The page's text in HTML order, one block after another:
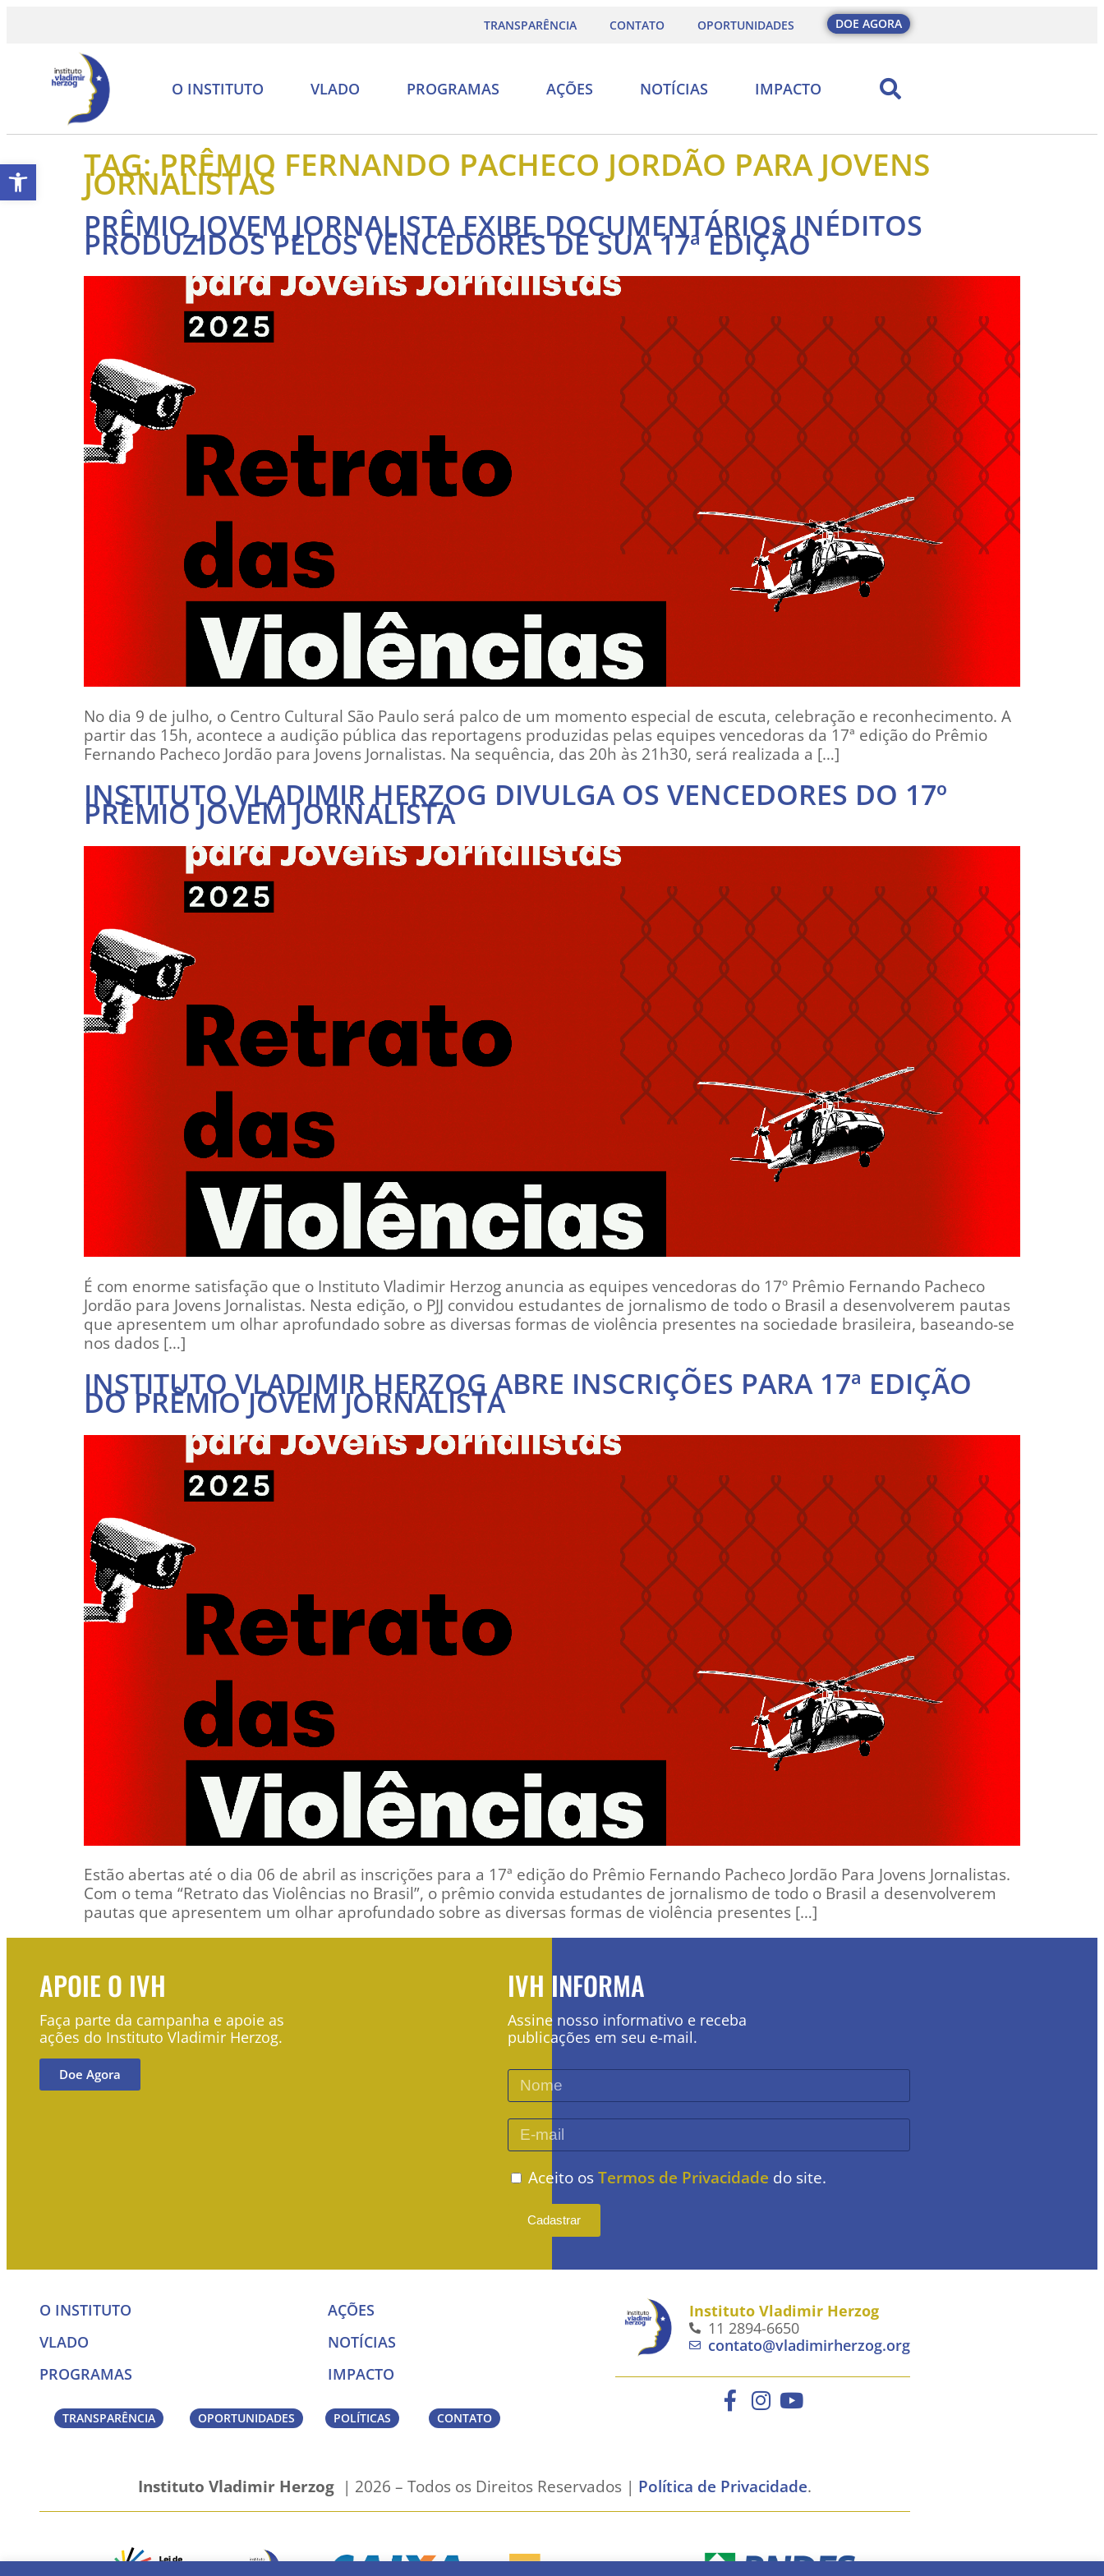
Abrir a barra de ferramentas
TRANSPARÊNCIA CONTATO OPORTUNIDADES DOE AGORA
O INSTITUTO VLADO PROGRAMAS AÇÕES NOTÍCIAS IMPACTO
TAG:PRÊMIO FERNANDO PACHECO JORDÃO PARA JOVENS
JORNALISTAS
PRÊMIO JOVEM JORNALISTA EXIBE DOCUMENTÁRIOS INÉDITOS
PRODUZIDOS PELOS VENCEDORES DE SUA 17ª EDIÇÃO
No dia 9 de julho, o Centro Cultural São Paulo será palco de um momento especial de escuta, celebração e reconhecimento. A
partir das 15h, acontece a audição pública das reportagens produzidas pelas equipes vencedoras da 17ª edição do Prêmio
Fernando Pacheco Jordão para Jovens Jornalistas. Na sequência, das 20h às 21h30, será realizada a […]
INSTITUTO VLADIMIR HERZOG DIVULGA OS VENCEDORES DO 17º
PRÊMIO JOVEM JORNALISTA
É com enorme satisfação que o Instituto Vladimir Herzog anuncia as equipes vencedoras do 17º Prêmio Fernando Pacheco
Jordão para Jovens Jornalistas. Nesta edição, o PJJ convidou estudantes de jornalismo de todo o Brasil a desenvolverem pautas
que apresentem um olhar aprofundado sobre as diversas formas de violência presentes na sociedade brasileira, baseando-se
nos dados […]
INSTITUTO VLADIMIR HERZOG ABRE INSCRIÇÕES PARA 17ª EDIÇÃO
DO PRÊMIO JOVEM JORNALISTA
Estão abertas até o dia 06 de abril as inscrições para a 17ª edição do Prêmio Fernando Pacheco Jordão Para Jovens Jornalistas.
Com o tema “Retrato das Violências no Brasil”, o prêmio convida estudantes de jornalismo de todo o Brasil a desenvolverem
pautas que apresentem um olhar aprofundado sobre as diversas formas de violência presentes […]
APOIE O IVH
Faça parte da campanha e apoie as
ações do Instituto Vladimir Herzog.
Doe Agora
IVH INFORMA
Assine nosso informativo e receba
publicações em seu e-mail.
Aceito osTermos de Privacidade do site.
Cadastrar
O INSTITUTO
VLADO
PROGRAMAS
AÇÕES
NOTÍCIAS
IMPACTO
TRANSPARÊNCIA OPORTUNIDADES POLÍTICAS CONTATO
Instituto Vladimir Herzog
11 2894-6650
contato@vladimirherzog.org
Instituto Vladimir Herzog | 2026 – Todos os Direitos Reservados | Política de Privacidade.